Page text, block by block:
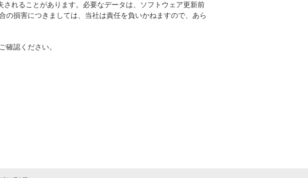
れることがあります。必要なデータは、ソフトウェア更新前
損害につきましては、当社は責任を負いかねますので、あら
確認ください。